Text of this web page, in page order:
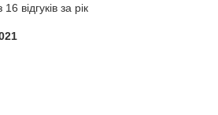
відгуків за рік